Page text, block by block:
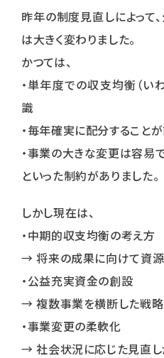
昨年の制度見直しによって
は大きく変わりました。
かつては、
・単年度での収支均衡（い
識
・毎年確実に配分すること
・事業の大きな変更は容易
といった制約がありました。
しかし現在は、
・中期的収支均衡の考え方
→ 将来の成果に向けて資
・公益充実資金の創設
→ 複数事業を横断した戦
・事業変更の柔軟化
→ 社会状況に応じた見直